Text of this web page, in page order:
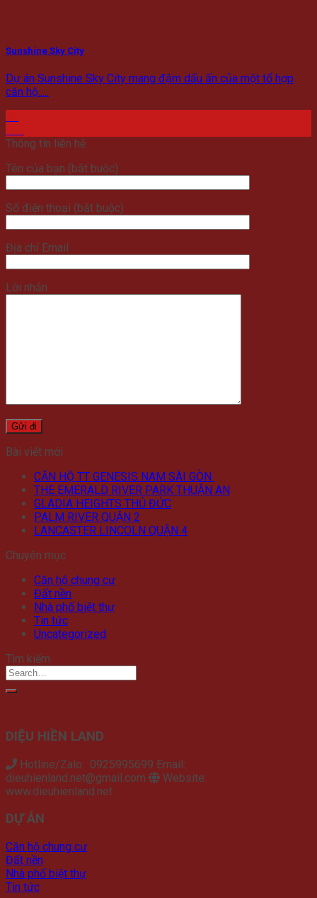
Sunshine Sky City
Dự án Sunshine Sky City mang đậm dấu ấn của một tổ hợp
căn hộ.....
Thông tin liên hệ
Tên của bạn (bắt buộc)
Số điện thoại (bắt buộc)
Địa chỉ Email
Lời nhắn
Bài viết mới
CĂN HỘ TT GENESIS NAM SÀI GÒN
THE EMERALD RIVER PARK THUẬN AN
GLADIA HEIGHTS THỦ ĐỨC
PALM RIVER QUẬN 2
LANCASTER LINCOLN QUẬN 4
Chuyên mục
Căn hộ chung cư
Đất nền
Nhà phố biệt thự
Tin tức
Uncategorized
Tìm kiếm
DIỆU HIỀN LAND
Hotline/Zalo: 0925995699 Email:
dieuhienland.net@gmail.com
Website:
www.dieuhienland.net
DỰ ÁN
Căn hộ chung cư
Đất nền
Nhà phố biệt thự
Tin tức